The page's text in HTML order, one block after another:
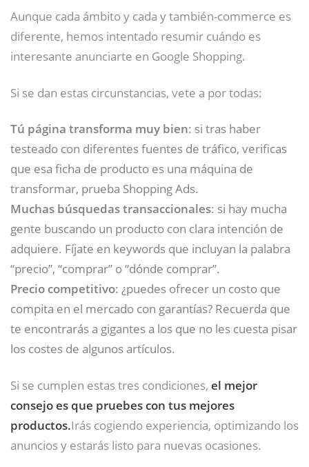
Aunque cada ámbito y cada y también-commerce es
diferente, hemos intentado resumir cuándo es
interesante anunciarte en Google Shopping.
Si se dan estas circunstancias, vete a por todas:
Tú página transforma muy bien: si tras haber
testeado con diferentes fuentes de tráfico, verificas
que esa ficha de producto es una máquina de
transformar, prueba Shopping Ads.
Muchas búsquedas transaccionales: si hay mucha
gente buscando un producto con clara intención de
adquiere. Fíjate en keywords que incluyan la palabra
“precio”, “comprar” o “dónde comprar”.
Precio competitivo: ¿puedes ofrecer un costo que
compita en el mercado con garantías? Recuerda que
te encontrarás a gigantes a los que no les cuesta pisar
los costes de algunos artículos.
Si se cumplen estas tres condiciones, el mejor
consejo es que pruebes con tus mejores
productos.Irás cogiendo experiencia, optimizando los
anuncios y estarás listo para nuevas ocasiones.